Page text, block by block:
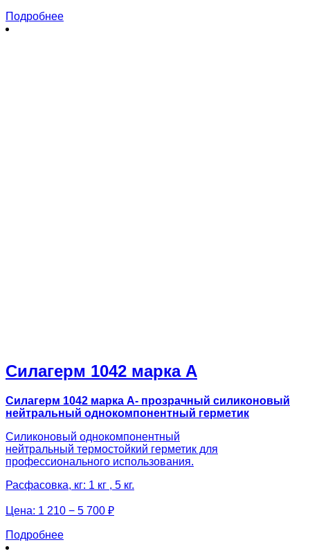
Подробнее
Силагерм 1042 марка А
Силагерм 1042 марка А- прозрачный силиконовый
нейтральный однокомпонентный герметик
Силиконовый однокомпонентный
нейтральный термостойкий герметик для
профессионального использования.
Расфасовка, кг: 1 кг , 5 кг.
Цена: 1 210 − 5 700 ₽
Подробнее